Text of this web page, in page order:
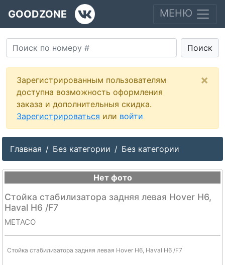
GOODZONE МЕНЮ
Поиск
Зарегистрированным пользователям
доступна возможность оформления
заказа и дополнительныя скидка.
Зарегистрироваться или войти
×
Главная Без категории Без категории
Нет фото
Стойка стабилизатора задняя левая Hover H6,
Haval H6 /F7
METACO
Стойка стабилизатора задняя левая Hover H6, Haval H6 /F7